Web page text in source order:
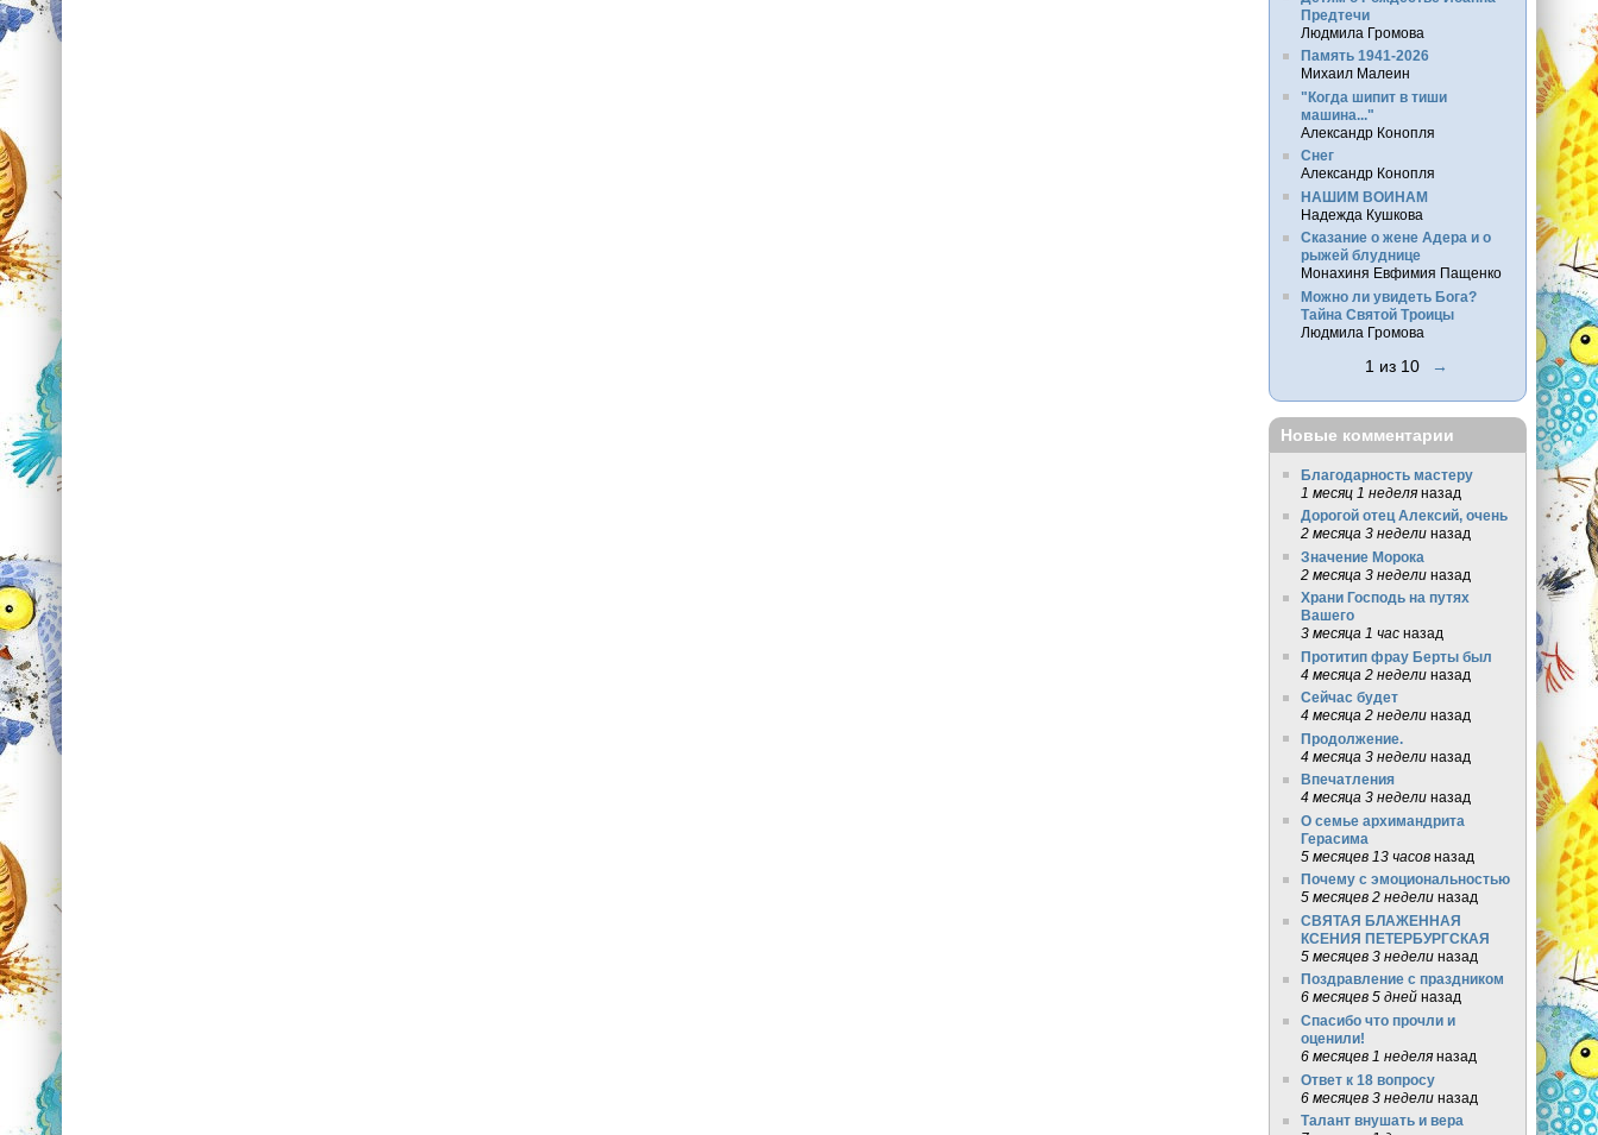
Предтечи
Людмила Громова
Память 1941-2026
Михаил Малеин
"Когда шипит в тиши
машина..."
Александр Конопля
Снег
Александр Конопля
НАШИМ ВОИНАМ
Надежда Кушкова
Сказание о жене Адера и о
рыжей блуднице
Монахиня Евфимия Пащенко
Можно ли увидеть Бога?
Тайна Святой Троицы
Людмила Громова
1 из 10 →
Новые комментарии
Благодарность мастеру
1 месяц 1 неделяназад
Дорогой отец Алексий, очень
2 месяца 3 неделиназад
Значение Морока
2 месяца 3 неделиназад
Храни Господь на путях
Вашего
3 месяца 1 часназад
Протитип фрау Берты был
4 месяца 2 неделиназад
Сейчас будет
4 месяца 2 неделиназад
Продолжение.
4 месяца 3 неделиназад
Впечатления
4 месяца 3 неделиназад
О семье архимандрита
Герасима
5 месяцев 13 часовназад
Почему с эмоциональностью
5 месяцев 2 неделиназад
СВЯТАЯ БЛАЖЕННАЯ
КСЕНИЯ ПЕТЕРБУРГСКАЯ
5 месяцев 3 неделиназад
Поздравление с праздником
6 месяцев 5 днейназад
Спасибо что прочли и
оценили!
6 месяцев 1 неделяназад
Ответ к 18 вопросу
6 месяцев 3 неделиназад
Талант внушать и вера